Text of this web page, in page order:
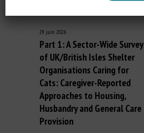
29 juin 2026
Part 1: A Sector-Wide Survey
of UK/British Isles Shelter
Organisations Caring for
Cats: Caregiver-Reported
Approaches to Housing,
Husbandry and General Care
Provision